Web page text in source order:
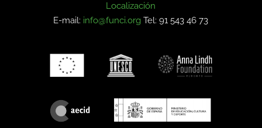
Localización
E-mail: info@funci.org Tel: 91 543 46 73